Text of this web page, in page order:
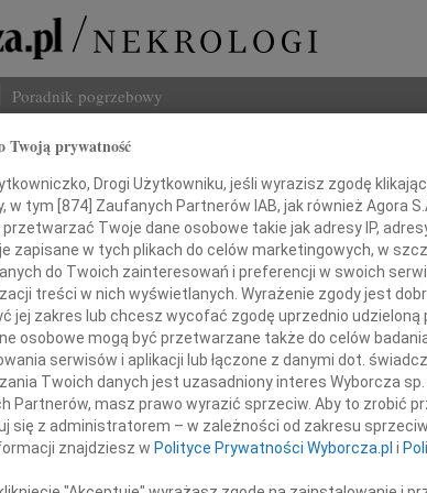
Poradnik pogrzebowy
Teresa Necel
Gdańsk
22.10.2009
Z głębokim smutkiem przyjęliśmy wiadomość,
że 20 października 2009 roku zmarła
Twoją prywatność
Drogi Użytkowniku, jeśli wyrazisz zgodę
w tym [874] Zaufanych Partnerów IAB, jak również Agora
przetwarzać Twoje dane osobowe takie jak adresy IP,
zapisane w tych plikach do celów marketingowych, w
do Twoich zainteresowań i preferencji w swoich
treści w nich wyświetlanych. Wyrażenie zgody jest
jej zakres lub chcesz wycofać zgodę uprzednio udzieloną
osobowe mogą być przetwarzane także do celów
serwisów i aplikacji lub łączone z danymi dot.
Twoich danych jest uzasadniony interes Wyborcza sp.
Partnerów, masz prawo wyrazić sprzeciw. Aby to zrobić
się z administratorem – w zależności od zakresu
znajdziesz w Polityce Prywatności Wyborcza.pl i